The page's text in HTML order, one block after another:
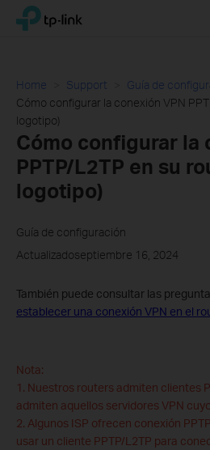
Click
navigation
TP-Link, Reliably Smart
Home Support
Guía de
Cómo configurar la conexión VPN
logotipo)
Cómo configurar la
PPTP/L2TP en su
logotipo)
Guía de configuración
Actualizadoseptiembre 16, 2024
También puede consultar las
establecer una conexión VPN en el
Nota:
1. Nuestros routers admiten clientes
admiten aquellos servidores VPN
2. Algunos ISP ofrecen conexión
usar un cliente PPTP/L2TP para